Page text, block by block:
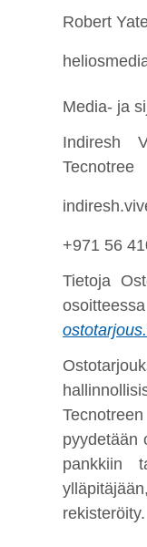
Robert
Media- ja
Indiresh
Tecnotree
+971 56
Tietoja
pyydetään
pankkiin
rekisteröity.